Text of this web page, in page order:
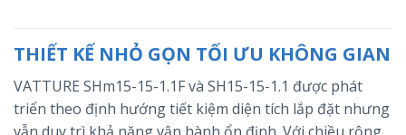
THIẾT KẾ NHỎ GỌN TỐI ƯU KHÔNG GIAN
VATTURE SHm15-15-1.1F và SH15-15-1.1 được phát
triển theo định hướng tiết kiệm diện tích lắp đặt nhưng
vẫn duy trì khả năng vận hành ổn định. Với chiều rộng